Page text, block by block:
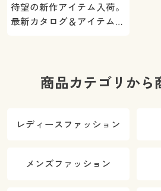
待望の新作アイテム入荷。
最新カタログ＆アイテムを
商品カテゴリから
レディースファッション
メンズファッション